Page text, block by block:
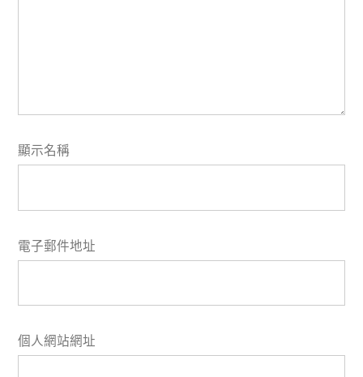
顯示名稱
電子郵件地址
個人網站網址